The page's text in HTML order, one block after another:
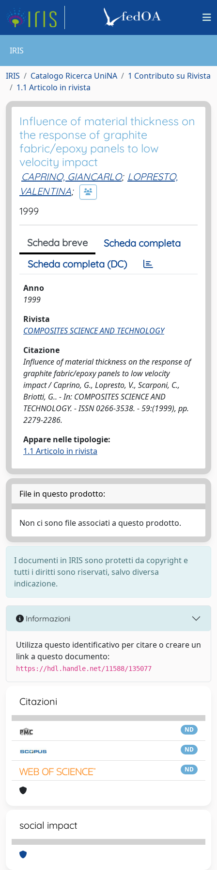
IRIS
IRIS Catalogo Ricerca UniNA
1 Contributo su Rivista
1.1 Articolo in rivista
Influence of material thickness on
the response of graphite
fabric/epoxy panels to low
velocity impact
CAPRINO, GIANCARLO; LOPRESTO,
VALENTINA;
1999
Scheda breve
Scheda completa
Scheda completa (DC)
Anno
1999
Rivista
COMPOSITES SCIENCE AND TECHNOLOGY
Citazione
Influence of material thickness on the response of
graphite fabric/epoxy panels to low velocity
impact / Caprino, G., Lopresto, V., Scarponi, C.,
Briotti, G.. - In: COMPOSITES SCIENCE AND
TECHNOLOGY. - ISSN 0266-3538. - 59:(1999), pp.
2279-2286.
Appare nelle tipologie:
1.1 Articolo in rivista
File in questo prodotto:
Non ci sono file associati a questo prodotto.
I documenti in IRIS sono protetti da copyright e
tutti i diritti sono riservati, salvo diversa
indicazione.
Informazioni
Utilizza questo identificativo per citare o creare un
link a questo documento:
https://hdl.handle.net/11588/135077
Citazioni
ND
ND
ND
social impact